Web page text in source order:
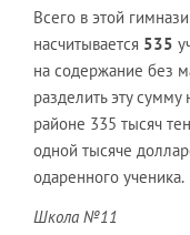
Всего в этой
насчитывается 535
на содержание без
разделить эту
районе 335 тысяч
одной тысяче
одаренного ученика.
Школа №11